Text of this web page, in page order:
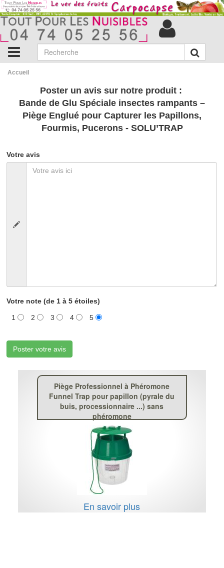
Accueil
Poster un avis sur notre produit :
Bande de Glu Spéciale insectes rampants –
Piège Englué pour Capturer les Papillons,
Fourmis, Pucerons - SOLU’TRAP
Votre avis
Votre note (de 1 à 5 étoiles)
1 2 3 4 5
Poster votre avis
Piège Professionnel à Phéromone
Funnel Trap pour papillon (pyrale du
buis, processionnaire ...) sans
phéromone
En savoir plus